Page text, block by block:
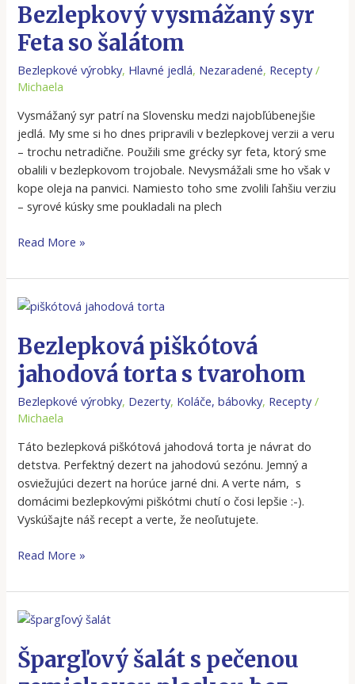
Bezlepkový vysmážaný syr
Feta so šalátom
Bezlepkové výrobky, Hlavné jedlá, Nezaradené, Recepty/
Michaela
Vysmážaný syr patrí na Slovensku medzi najobľúbenejšie
jedlá. My sme si ho dnes pripravili v bezlepkovej verzii a veru
– trochu netradične. Použili sme grécky syr feta, ktorý sme
obalili v bezlepkovom trojobale. Nevysmážali sme ho však v
kope oleja na panvici. Namiesto toho sme zvolili ľahšiu verziu
– syrové kúsky sme poukladali na plech
syr
Feta
so
šalátom
Read More »
Bezlepková piškótová
jahodová torta s tvarohom
Bezlepkové výrobky, Dezerty, Koláče, bábovky, Recepty/
Michaela
Táto bezlepková piškótová jahodová torta je návrat do
detstva. Perfektný dezert na jahodovú sezónu. Jemný a
osviežujúci dezert na horúce jarné dni. A verte nám, s
domácimi bezlepkovými piškótmi chutí o čosi lepšie :-).
Vyskúšajte náš recept a verte, že neoľutujete.
Bezlepková
jahodová
torta
s
tvarohom
Read More »
Špargľový šalát s pečenou
Špargľový
s
pečenou